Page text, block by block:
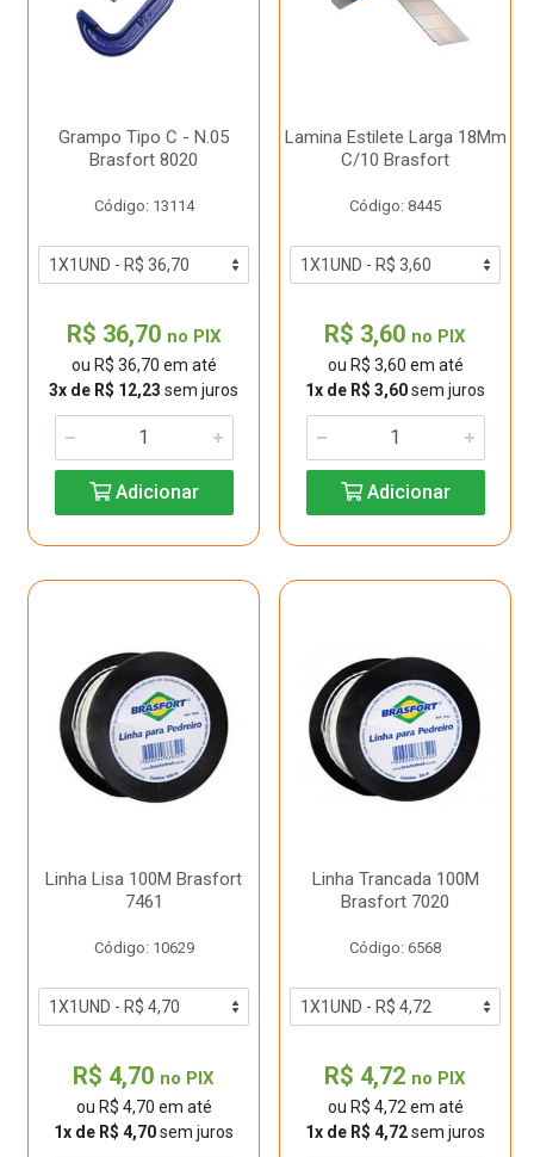
Grampo Tipo C - N.05
Brasfort 8020
Código: 13114
R$ 36,70 no PIX
ou R$ 36,70 em até
3x de R$ 12,23 sem juros
Adicionar
Lamina Estilete Larga 18Mm
C/10 Brasfort
Código: 8445
R$ 3,60 no PIX
ou R$ 3,60 em até
1x de R$ 3,60sem juros
Adicionar
Linha Lisa 100M Brasfort
7461
Código: 10629
R$ 4,70 no PIX
ou R$ 4,70 em até
1x de R$ 4,70sem juros
Linha Trancada 100M
Brasfort 7020
Código: 6568
R$ 4,72 no PIX
ou R$ 4,72 em até
1x de R$ 4,72sem juros